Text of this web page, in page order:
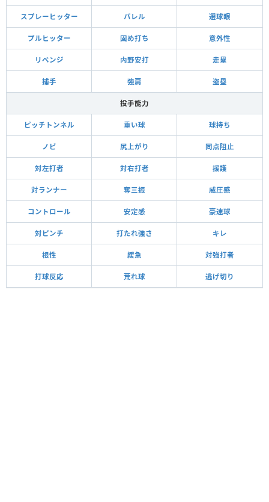
スプレーヒッター バレル 選球眼
プルヒッター 固め打ち 意外性
リベンジ 内野安打 走塁
捕手 強肩 盗塁
投手能力
ピッチトンネル 重い球 球持ち
ノビ 尻上がり 同点阻止
対左打者 対右打者 援護
対ランナー 奪三振 威圧感
コントロール 安定感 豪速球
対ピンチ 打たれ強さ キレ
根性 緩急 対強打者
打球反応 荒れ球 逃げ切り